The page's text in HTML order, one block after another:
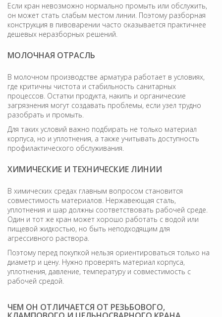
Если кран невозможно нормально промыть или обслужить,
он может стать слабым местом линии. Поэтому разборная
конструкция в пивоварении часто оказывается практичнее
дешевых неразборных решений.
МОЛОЧНАЯ ОТРАСЛЬ
В молочном производстве арматура работает в условиях,
где критичны чистота и стабильность санитарных
процессов. Остатки продукта, накипь и органические
загрязнения могут создавать проблемы, если узел трудно
разобрать и промыть.
Для таких условий важно подбирать не только материал
корпуса, но и уплотнения, а также учитывать доступность
профилактического обслуживания.
ХИМИЧЕСКИЕ И ТЕХНИЧЕСКИЕ ЛИНИИ
В химических средах главным вопросом становится
совместимость материалов. Нержавеющая сталь,
уплотнения и шар должны соответствовать рабочей среде.
Один и тот же кран может хорошо работать с водой или
пищевой жидкостью, но быть неподходящим для
агрессивного раствора.
Поэтому перед покупкой нельзя ориентироваться только на
диаметр и цену. Нужно проверять материал корпуса,
уплотнения, давление, температуру и совместимость с
рабочей средой.
ЧЕМ ОН ОТЛИЧАЕТСЯ ОТ РЕЗЬБОВОГО,